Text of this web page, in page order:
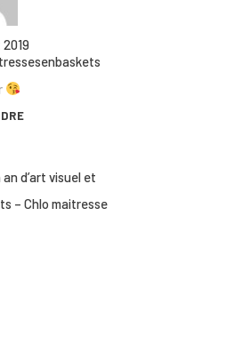
2019
an d’art visuel et
– Chlo maitresse